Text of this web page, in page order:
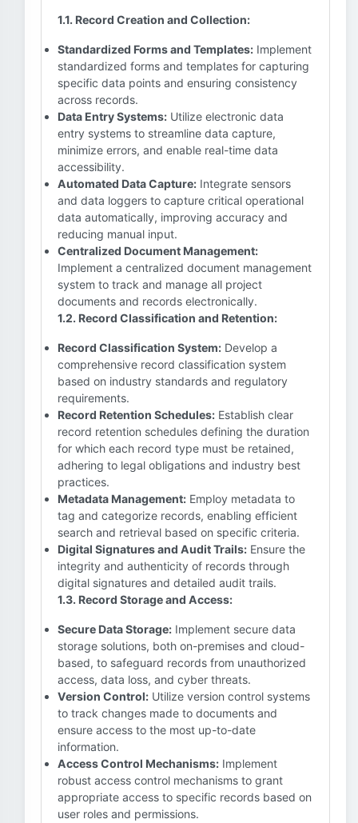
1.1. Record Creation and Collection:
Standardized Forms and Templates: Implement
standardized forms and templates for capturing
specific data points and ensuring consistency
across records.
Data Entry Systems: Utilize electronic data
entry systems to streamline data capture,
minimize errors, and enable real-time data
accessibility.
Automated Data Capture: Integrate sensors
and data loggers to capture critical operational
data automatically, improving accuracy and
reducing manual input.
Centralized Document Management:
Implement a centralized document management
system to track and manage all project
documents and records electronically.
1.2. Record Classification and Retention:
Record Classification System: Develop a
comprehensive record classification system
based on industry standards and regulatory
requirements.
Record Retention Schedules: Establish clear
record retention schedules defining the duration
for which each record type must be retained,
adhering to legal obligations and industry best
practices.
Metadata Management: Employ metadata to
tag and categorize records, enabling efficient
search and retrieval based on specific criteria.
Digital Signatures and Audit Trails: Ensure the
integrity and authenticity of records through
digital signatures and detailed audit trails.
1.3. Record Storage and Access:
Secure Data Storage: Implement secure data
storage solutions, both on-premises and cloud-
based, to safeguard records from unauthorized
access, data loss, and cyber threats.
Version Control: Utilize version control systems
to track changes made to documents and
ensure access to the most up-to-date
information.
Access Control Mechanisms: Implement
robust access control mechanisms to grant
appropriate access to specific records based on
user roles and permissions.